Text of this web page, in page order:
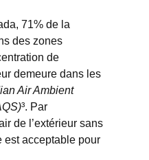
71% de la
des zones
de
demeure dans les
Air Ambient
³. Par
de l’extérieur sans
est acceptable pour